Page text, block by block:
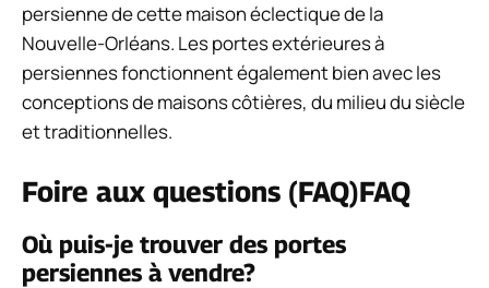
persienne de cette maison éclectique de la
Nouvelle-Orléans. Les portes extérieures à
persiennes fonctionnent également bien avec les
conceptions de maisons côtières, du milieu du siècle
et traditionnelles.
Foire aux questions (FAQ)FAQ
Où puis-je trouver des portes
persiennes à vendre?